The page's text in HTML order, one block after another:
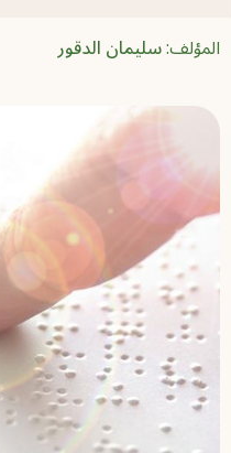
المؤلف:سليمان الدقور